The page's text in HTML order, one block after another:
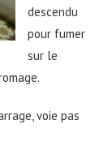
descendu
pour fumer
sur le
voie pas